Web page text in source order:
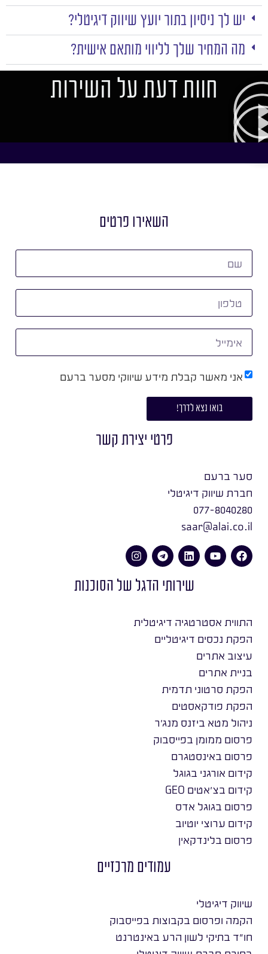
יש לך ניסיון בתור יועץ שיווק דיגיטלי?
מה המחיר שלך לליווי מותאם אישית?
חוות דעת על השירות
השאירו פרטים
אני מאשר קבלת מידע שיווקי מסער ברעם
בואו נצא לדרך!
פרטי יצירת קשר
סער ברעם
חברת שיווק דיגיטלי
077-8040280
saar@alai.co.il
שירותי הדגל של הסוכנות
התווית אסטרטגיה דיגיטלית
הפקת נכסים דיגיטליים
עיצוב אתרים
בניית אתרים
הפקת סרטוני תדמית
הפקת פודקאסטים
ניהול מטא ביזנס מנג׳ר
פרסום ממומן בפייסבוק
פרסום באינסטגרם
קידום אורגני בגוגל
קידום בצ׳אטים GEO
פרסום בגוגל אדס
קידום ערוצי יוטיוב
פרסום בלינדקאין
עמודים מרכזיים
שיווק דיגיטלי
הקמה ופרסום בקבוצות בפייסבוק
חו״ד בתיקי לשון הרע באינטרנט